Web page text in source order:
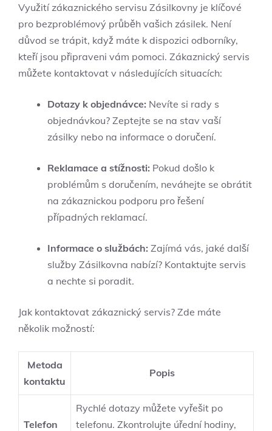
Využití zákaznického servisu Zásilkovny je klíčové
pro bezproblémový průběh vašich zásilek. Není
důvod se trápit, když máte k dispozici odborníky,
kteří jsou připraveni vám pomoci. Zákaznický servis
můžete kontaktovat v následujících situacích:
Dotazy k objednávce: Nevíte si rady s
objednávkou? Zeptejte se na stav vaší
zásilky nebo na informace o doručení.
Reklamace a stížnosti: Pokud došlo k
problémům s doručením, neváhejte se obrátit
na zákaznickou podporu pro řešení
případných reklamací.
Informace o službách: Zajímá vás, jaké další
služby Zásilkovna nabízí? Kontaktujte servis
a nechte si poradit.
Jak kontaktovat zákaznický servis? Zde máte
několik možností:
Metoda
kontaktu
Popis
Telefon
Rychlé dotazy můžete vyřešit po
telefonu. Zkontrolujte úřední hodiny,